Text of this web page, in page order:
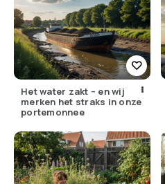
Het water zakt – en wij
merken het straks in onze
portemonnee